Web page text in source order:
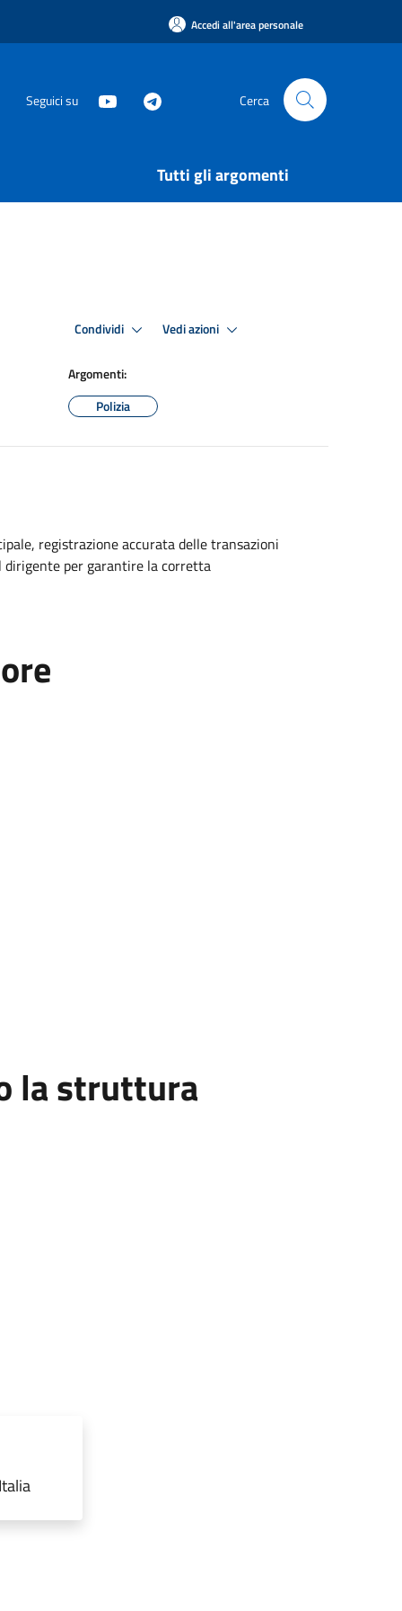
Accedi all'area personale
Seguici su Cerca
Tutti gli argomenti
Condividi Vedi azioni
Argomenti:
Polizia
registrazione accurata delle transazioni
dirigente per garantire la corretta
la struttura